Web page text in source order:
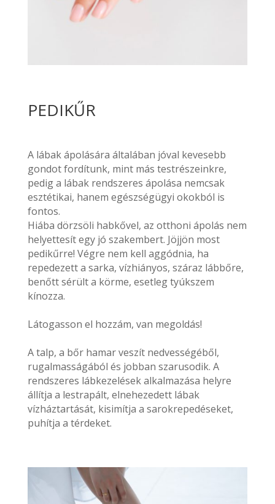
PEDIKŰR
A lábak ápolására általában jóval kevesebb
gondot fordítunk, mint más testrészeinkre,
pedig a lábak rendszeres ápolása nemcsak
esztétikai, hanem egészségügyi okokból is
fontos.
Hiába dörzsöli habkővel, az otthoni ápolás nem
helyettesít egy jó szakembert. Jöjjön most
pedikűrre! Végre nem kell aggódnia, ha
repedezett a sarka, vízhiányos, száraz lábbőre,
benőtt sérült a körme, esetleg tyúkszem
kínozza.
Látogasson el hozzám, van megoldás!
A talp, a bőr hamar veszít nedvességéből,
rugalmasságából és jobban szarusodik. A
rendszeres lábkezelések alkalmazása helyre
állítja a lestrapált, elnehezedett lábak
vízháztartását, kisimítja a sarokrepedéseket,
puhítja a térdeket.